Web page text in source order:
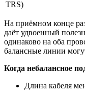
TRS)
На приёмном конце
даёт удвоенный
одинаково на оба
балансные линии
Когда небалансное
Длина кабеля